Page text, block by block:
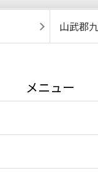
山武郡
メニュー